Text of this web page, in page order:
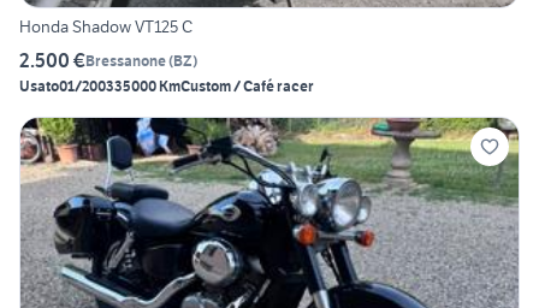
Honda Shadow VT125 C
2.500 €Bressanone(BZ)
Usato01/200335000 KmCustom / Café racer